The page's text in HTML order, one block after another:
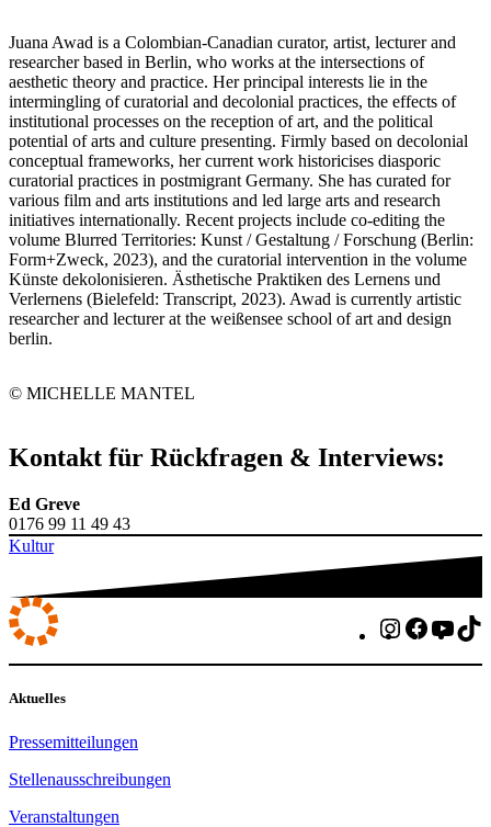
Juana Awad is a Colombian-Canadian curator, artist, lecturer and
researcher based in Berlin, who works at the intersections of
aesthetic theory and practice. Her principal interests lie in the
intermingling of curatorial and decolonial practices, the effects of
institutional processes on the reception of art, and the political
potential of arts and culture presenting. Firmly based on decolonial
conceptual frameworks, her current work historicises diasporic
curatorial practices in postmigrant Germany. She has curated for
various film and arts institutions and led large arts and research
initiatives internationally. Recent projects include co-editing the
volume Blurred Territories: Kunst / Gestaltung / Forschung (Berlin:
Form+Zweck, 2023), and the curatorial intervention in the volume
Künste dekolonisieren. Ästhetische Praktiken des Lernens und
Verlernens (Bielefeld: Transcript, 2023). Awad is currently artistic
researcher and lecturer at the weißensee school of art and design
berlin.
© MICHELLE MANTEL
Kontakt für Rückfragen & Interviews:
Ed Greve
0176 99 11 49 43
Kultur
Instagram
Aktuelles
Pressemitteilungen
Stellenausschreibungen
Veranstaltungen